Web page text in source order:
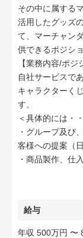
その中に属する
活用したグッズ
て、マーチャン
供できるポジシ
【業務内容/ポジ
自社サービスで
キャラクターく
す。
＜具体的には・
・グループ及び
客様への提案（
・商品製作、仕
給与
年収 500万円 〜